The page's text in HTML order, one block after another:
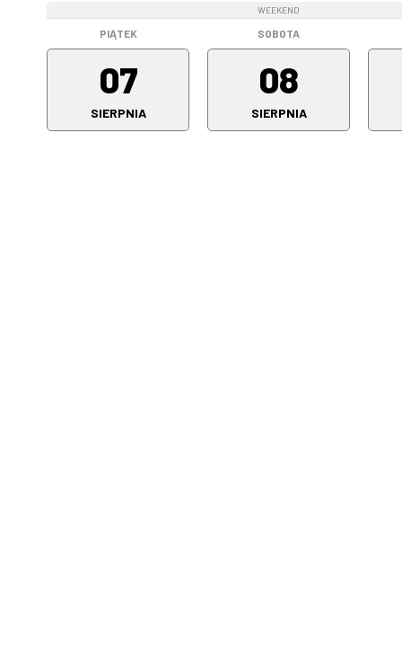
PIĄTEK
07
SIERPNIA
WEEKEND
SOBOTA
08
SIERPNIA